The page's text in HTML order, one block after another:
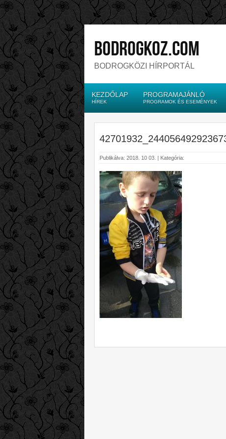
bodrogkoz.com
BODROGKÖZI HÍRPORTÁL
KEZDŐLAP
HÍREK
PROGRAMAJÁNLÓ
PROGRAMOK ÉS ESEMÉNYEK
Publikálva: 2018. 10 03. | Kategória: